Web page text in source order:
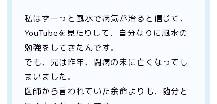
私はずーっと風水で病気が治ると信じて、
YouTubeを見たりして、自分なりに風水の
勉強をしてきたんです。
でも、兄は昨年、闘病の末に亡くなってし
まいました。
医師から言われていた余命よりも、随分と